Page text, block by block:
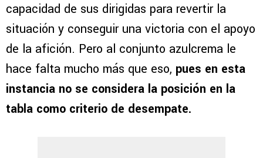
capacidad de sus dirigidas para revertir la
situación y conseguir una victoria con el apoyo
de la afición. Pero al conjunto azulcrema le
hace falta mucho más que eso, pues en esta
instancia no se considera la posición en la
tabla como criterio de desempate.